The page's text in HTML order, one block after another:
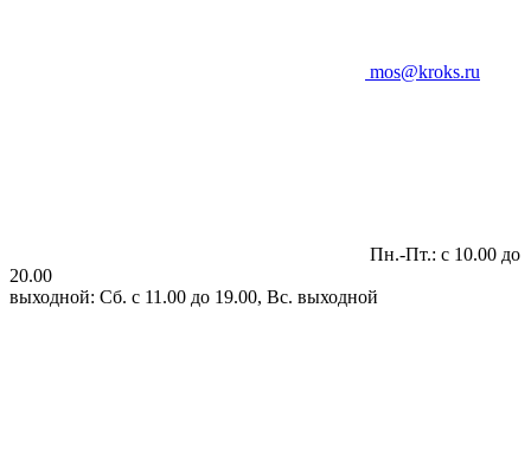
mos@kroks.ru
Пн.-Пт.: с 10.00 до
20.00
выходной: Сб. с 11.00 до 19.00, Вс. выходной